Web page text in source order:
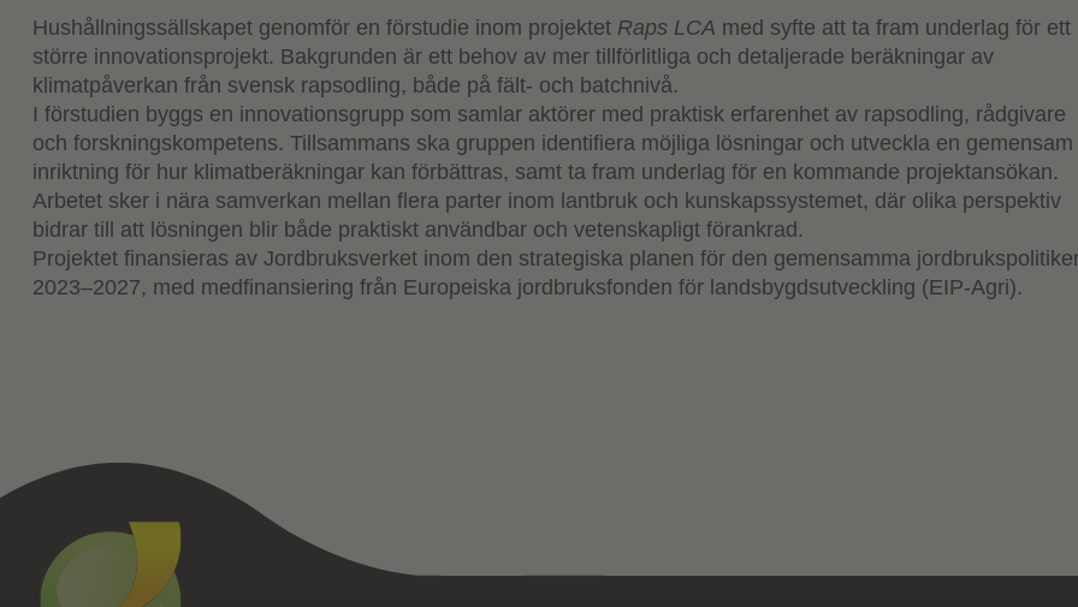
Hushållningssällskapet genomför en förstudie inom projektet Raps LCA med syfte att ta fram underlag för ett
större innovationsprojekt. Bakgrunden är ett behov av mer tillförlitliga och detaljerade beräkningar av
klimatpåverkan från svensk rapsodling, både på fält- och batchnivå.
I förstudien byggs en innovationsgrupp som samlar aktörer med praktisk erfarenhet av rapsodling, rådgivare
och forskningskompetens. Tillsammans ska gruppen identifiera möjliga lösningar och utveckla en gemensam
inriktning för hur klimatberäkningar kan förbättras, samt ta fram underlag för en kommande projektansökan.
Arbetet sker i nära samverkan mellan flera parter inom lantbruk och kunskapssystemet, där olika perspektiv
bidrar till att lösningen blir både praktiskt användbar och vetenskapligt förankrad.
Projektet finansieras av Jordbruksverket inom den strategiska planen för den gemensamma
2023–2027, med medfinansiering från Europeiska jordbruksfonden för landsbygdsutveckling (EIP‑Agri).